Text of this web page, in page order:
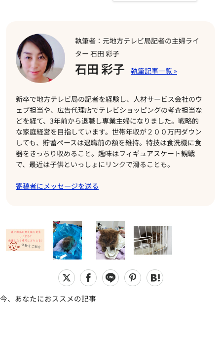
執筆者：元地方テレビ局記者の主婦ライ
ター 石田 彩子
石田 彩子
新卒で地方テレビ局の記者を経験し、人材サービス会社のウ
ェブ担当や、広告代理店でテレビショッピングの考査担当な
どを経て、3年前から退職し専業主婦になりました。戦略的
な家庭経営を目指しています。世帯年収が２００万円ダウン
しても、貯蓄ペースは退職前の額を維持。特技は食洗機に食
器をきっちり収めること。趣味はフィギュアスケート観戦
で、最近は子供といっしょにリンクで滑ることも。
寄稿者にメッセージを送る
今、あなたにおススメの記事